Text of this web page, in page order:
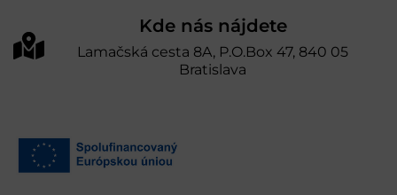
Kde nás nájdete
Lamačská cesta 8A, P.O.Box 47, 840 05
Bratislava